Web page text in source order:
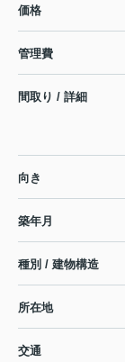
価格
管理費
間取り / 詳細
向き
築年月
種別 / 建物構造
所在地
交通